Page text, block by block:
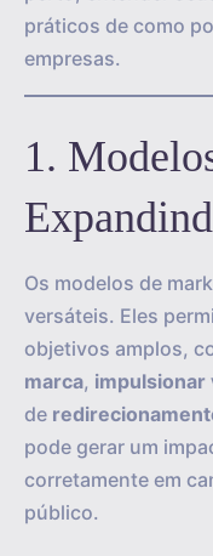
práticos de como
empresas.
1.
Os modelos de
versáteis. Eles
objetivos amplos,
marca, impulsionar
de
pode gerar um
corretamente em
público.